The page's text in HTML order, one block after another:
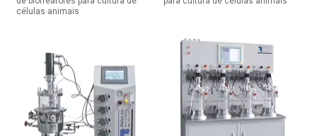
células animais